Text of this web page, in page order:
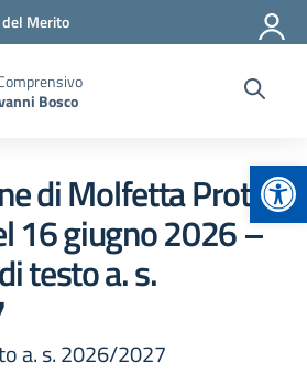
Merito
Bosco
di Molfetta Prot.
16 giugno 2026 –
testo a. s.
a. s. 2026/2027